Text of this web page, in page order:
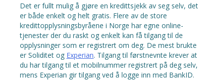
Det er fullt mulig å gjøre en kredittsjekk av seg selv, det
er både enkelt og helt gratis. Flere av de store
kredittopplysningsbyråene i Norge har egne online-
tjenester der du raskt og enkelt kan få tilgang til de
opplysninger som er registrert om deg. De mest brukte
er Soliditet og Experian. Tilgang til førstnevnte krever at
du har tilgang til et mobilnummer registrert på deg selv,
mens Experian gir tilgang ved å logge inn med BankID.